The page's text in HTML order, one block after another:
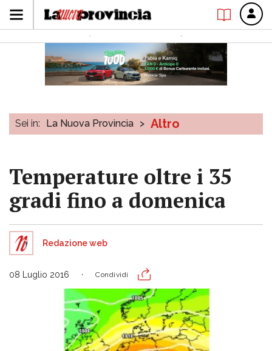
Sei in: La Nuova Provincia > Altro
Temperature oltre i 35
gradi fino a domenica
Redazione web
08 Luglio 2016 Condividi